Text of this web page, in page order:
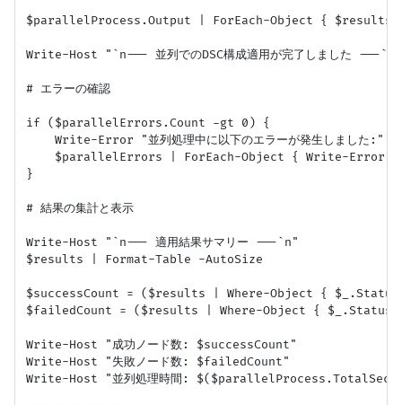
$parallelProcess.Output | ForEach-Object { $results
Write-Host "`n--- 並列でのDSC構成適用が完了しました ---`n"
# エラーの確認
if ($parallelErrors.Count -gt 0) {
    Write-Error "並列処理中に以下のエラーが発生しました:"
$parallelErrors | ForEach-Object { Write-Error
}
# 結果の集計と表示
Write-Host "`n--- 適用結果サマリー ---`n"
$results | Format-Table -AutoSize
$successCount = ($results | Where-Object {
$failedCount = ($results | Where-Object {
Write-Host "成功ノード数: $successCount"
Write-Host "失敗ノード数: $failedCount"
Write-Host "並列処理時間: